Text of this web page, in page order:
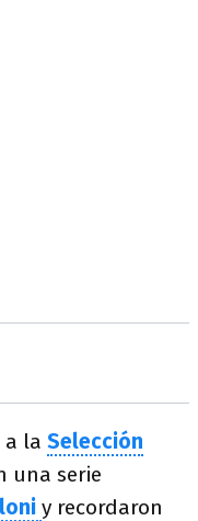
a la Selección
una serie
y recordaron